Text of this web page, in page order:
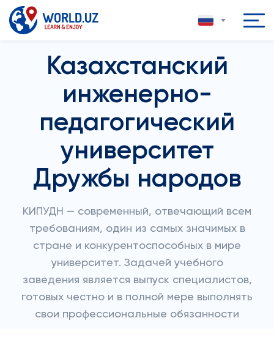
Казахстанский
инженерно-
педагогический
университет
Дружбы народов
КИПУДН — современный, отвечающий всем
требованиям, один из самых значимых в
стране и конкурентоспособных в мире
университет. Задачей учебного
заведения является выпуск специалистов,
готовых честно и в полной мере выполнять
свои профессиональные обязанности